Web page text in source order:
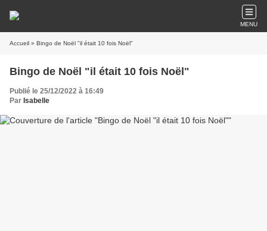
MENU
Accueil » Bingo de Noël "il était 10 fois Noël"
Bingo de Noël "il était 10 fois Noël"
Publié le 25/12/2022 à 16:49
Par Isabelle